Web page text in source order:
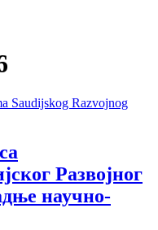
Развојног
научно-